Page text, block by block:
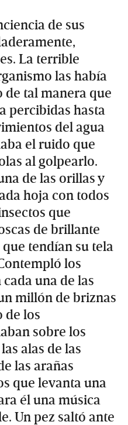
de sus
La terrible
las había
tal manera que
percibidas hasta
del agua
el ruido que
al golpearlo.
de las orillas y
hoja con todos
que
de brillante
tendían su tela
los
una de las
millón de briznas
de los
sobre los
alas de las
las arañas
que levanta una
él una música
Un pez saltó ante